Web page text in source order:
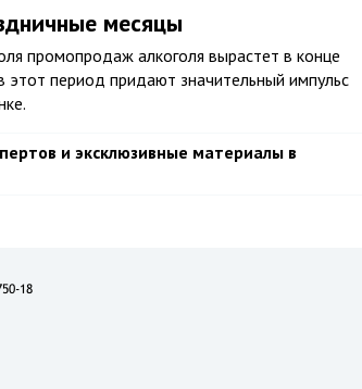
месяцы
промопродаж алкоголя вырастет в конце
период придают значительный импульс
и эксклюзивные материалы в
18